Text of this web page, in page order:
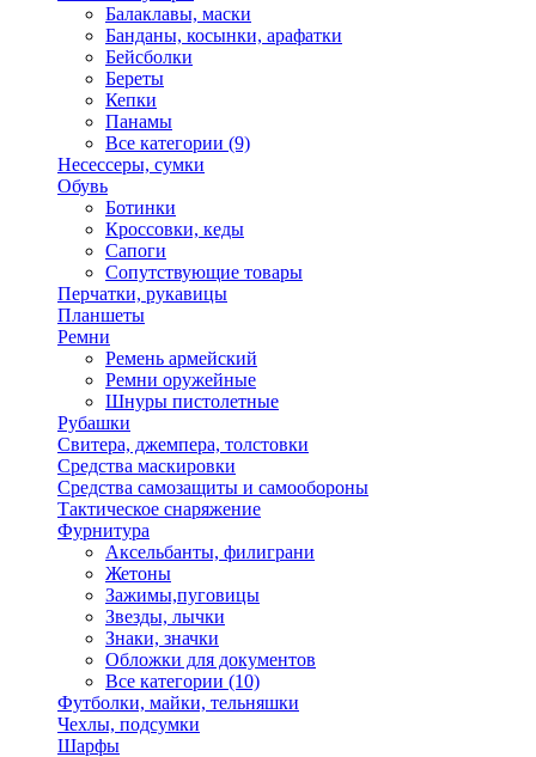
Балаклавы, маски
Банданы, косынки, арафатки
Бейсболки
Береты
Кепки
Панамы
Все категории (9)
Несессеры, сумки
Обувь
Ботинки
Кроссовки, кеды
Сапоги
Сопутствующие товары
Перчатки, рукавицы
Планшеты
Ремни
Ремень армейский
Ремни оружейные
Шнуры пистолетные
Рубашки
Свитера, джемпера, толстовки
Средства маскировки
Средства самозащиты и самообороны
Тактическое снаряжение
Фурнитура
Аксельбанты, филиграни
Жетоны
Зажимы,пуговицы
Звезды, лычки
Знаки, значки
Обложки для документов
Все категории (10)
Футболки, майки, тельняшки
Чехлы, подсумки
Шарфы